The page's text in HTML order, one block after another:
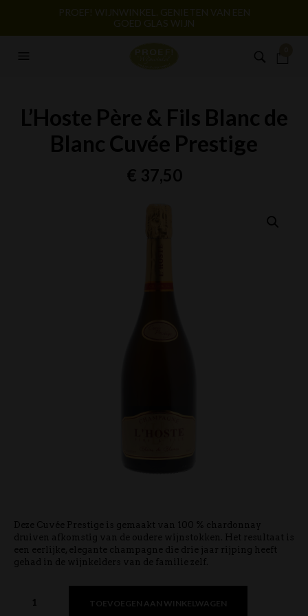
PROEF! WIJNWINKEL. GENIETEN VAN EEN
GOED GLAS WIJN
L’Hoste Père & Fils Blanc de
Blanc Cuvée Prestige
€ 37,50
Deze Cuvée Prestige is gemaakt van 100 % chardonnay
druiven afkomstig van de oudere wijnstokken. Het resultaat is
een eerlijke, elegante champagne die drie jaar rijping heeft
gehad in de wijnkelders van de familie zelf.
TOEVOEGEN AAN WINKELWAGEN